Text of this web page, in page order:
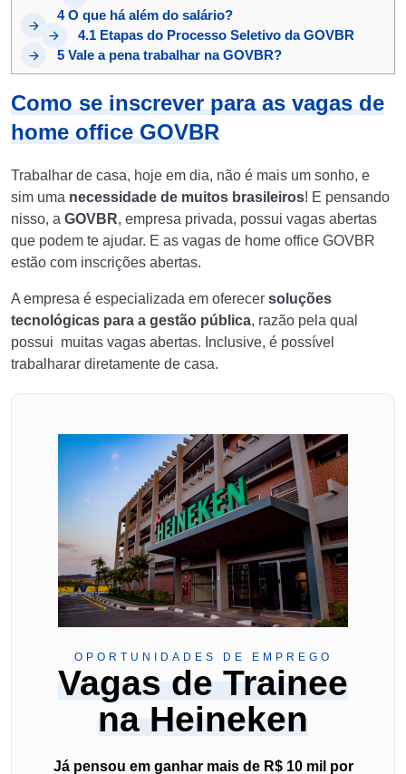
4O que há além do salário?
4.1Etapas do Processo Seletivo da GOVBR
5 Vale a pena trabalhar na GOVBR?
Como se inscrever para as vagas de
home office GOVBR
Trabalhar de casa, hoje em dia, não é mais um sonho, e
sim uma necessidade de muitos brasileiros! E pensando
nisso, a GOVBR, empresa privada, possui vagas abertas
que podem te ajudar. E as vagas de home office GOVBR
estão com inscrições abertas.
A empresa é especializada em oferecer soluções
tecnológicas para a gestão pública, razão pela qual
possui muitas vagas abertas. Inclusive, é possível
trabalharar diretamente de casa.
OPORTUNIDADES DE EMPREGO
Vagas de Trainee
na Heineken
Já pensou em ganhar mais de R$ 10 mil por